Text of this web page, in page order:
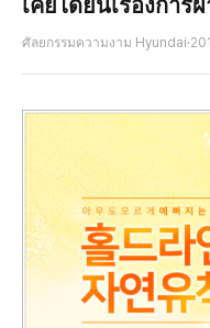
เคยได้ยินเรื่องการ
ศัลยกรรมความงาม Hyundai·